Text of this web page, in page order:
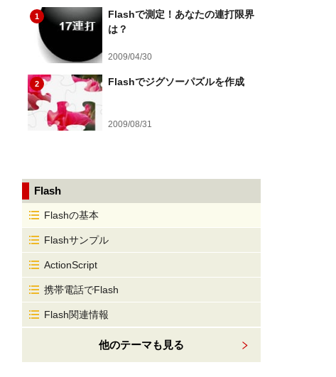
1
Flashで測定！あなたの連打限界
は？
2009/04/30
2 Flashでジグソーパズルを作成
2009/08/31
Flash
Flashの基本
Flashサンプル
ActionScript
携帯電話でFlash
Flash関連情報
他のテーマも見る